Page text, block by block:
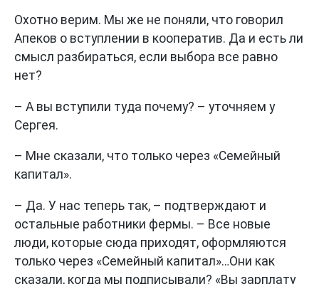
Охотно верим. Мы же не поняли, что говорил
Апеков о вступлении в кооператив. Да и есть ли
смысл разбираться, если выбора все равно
нет?
– А вы вступили туда почему? – уточняем у
Сергея.
– Мне сказали, что только через «Семейный
капитал».
– Да. У нас теперь так, – подтверждают и
остальные работники фермы. – Все новые
люди, которые сюда приходят, оформляются
только через «Семейный капитал»…Они как
сказали, когда мы подписывали? «Вы зарплату